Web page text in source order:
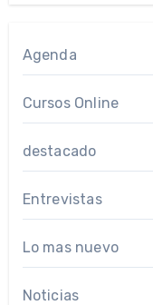
Agenda
Cursos Online
destacado
Entrevistas
Lo mas nuevo
Noticias